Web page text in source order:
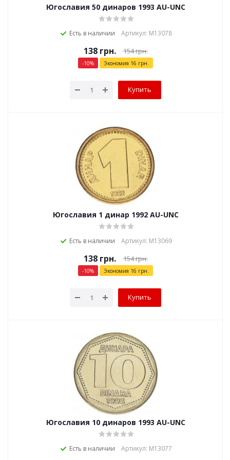
Югославия 50 динаров 1993 AU-UNC
Есть в наличии Артикул: М13078
138грн. 154грн.
-10% Экономия 16 грн.
Купить
Югославия 1 динар 1992 AU-UNC
Есть в наличии Артикул: М13069
138грн. 154грн.
-10% Экономия 16 грн.
Купить
Югославия 10 динаров 1993 AU-UNC
Есть в наличии Артикул: М13077